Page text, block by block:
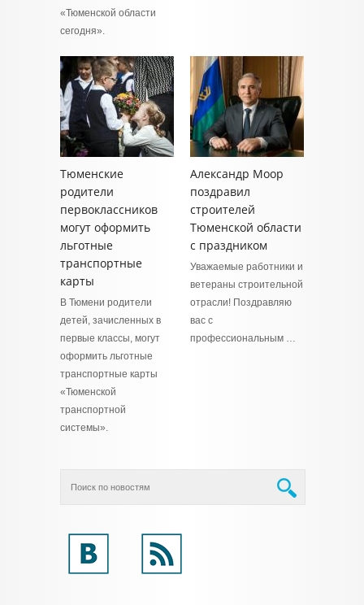
«Тюменской области
сегодня».
Тюменские
родители
первоклассников
могут оформить
льготные
транспортные
карты
В Тюмени родители
детей, зачисленных в
первые классы, могут
оформить льготные
транспортные карты
«Тюменской
транспортной
системы».
Александр Моор
поздравил
строителей
Тюменской области
с праздником
Уважаемые работники и
ветераны строительной
отрасли! Поздравляю
вас с
профессиональным …